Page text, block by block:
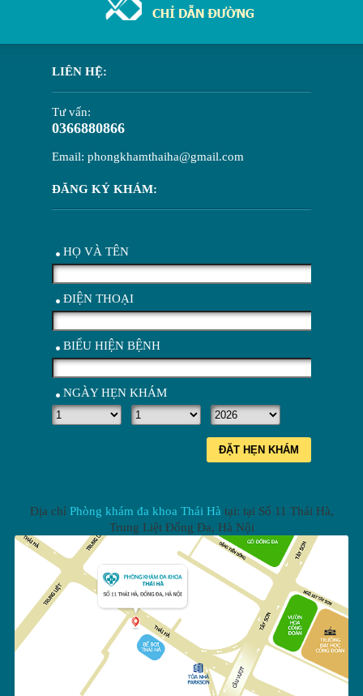
LIÊN HỆ:
Tư vấn:
0366880866
Email: phongkhamthaiha@gmail.com
ĐĂNG KÝ KHÁM:
HỌ VÀ TÊN
ĐIỆN THOẠI
BIỂU HIỆN BỆNH
NGÀY HẸN KHÁM
ĐẶT HẸN KHÁM
Địa chỉ Phòng khám đa khoa Thái Hà tại: tại Số 11 Thái Hà,
Trung Liệt Đống Đa, Hà Nội